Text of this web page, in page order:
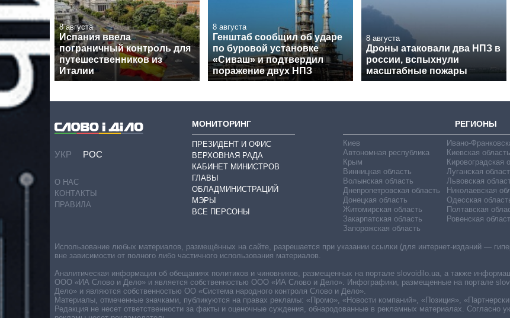
8 августа
Испания ввела
пограничный контроль для
путешественников из
Италии
8 августа
Генштаб сообщил об ударе
по буровой установке
«Сиваш» и подтвердил
поражение двух НПЗ
8 августа
Дроны атаковали два НПЗ в
россии, вспыхнули
масштабные пожары
УКР РОС
О НАС
КОНТАКТЫ
ПРАВИЛА
МОНИТОРИНГ
ПРЕЗИДЕНТ И ОФИС
ВЕРХОВНАЯ РАДА
КАБИНЕТ МИНИСТРОВ
ГЛАВЫ
ОБЛАДМИНИСТРАЦИЙ
МЭРЫ
ВСЕ ПЕРСОНЫ
РЕГИОНЫ
Киев
Автономная республика
Крым
Винницкая область
Волынская область
Днепропетровская область
Донецкая область
Житомирская область
Закарпатская область
Запорожская область
Ивано-
Киевская область
Кировоградская
Луганская
Львовская
Николаевская
Одесская
Полтавская
Ровенская
Использование любых материалов, размещённых на сайте, разрешается при указании ссылки (для интернет-изданий —
вне зависимости от полного либо частичного использования материалов.
Аналитическая информация об обещаниях политиков и чиновников, размещенных на портале slovoidilo.ua, а также
ООО «ИА Слово и Дело» и является собственностью ООО «ИА Слово и Дело». Инфографики, размещенные на портале
Дело» и являются собственностью ОО «Система народного контроля Слово и Дело».
Материалы, отмеченные значками, публикуются на правах рекламы: «Промо», «Новости компаний», «Позиция»,
Редакция не несет ответственности за факты и оценочные суждения, обнародованные в рекламных материалах. Согласно